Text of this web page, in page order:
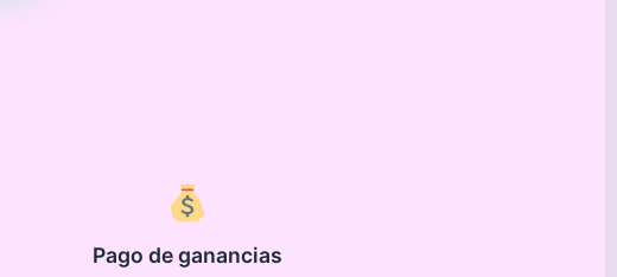
Pago de ganancias